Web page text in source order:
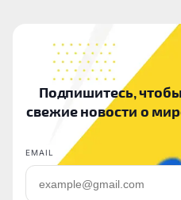
Подпишитесь,
свежие новости о
EMAIL